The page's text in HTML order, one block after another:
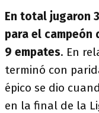
En total jugaron
para el campeón
9 empates. En
terminó con
épico se dio
en la final de la